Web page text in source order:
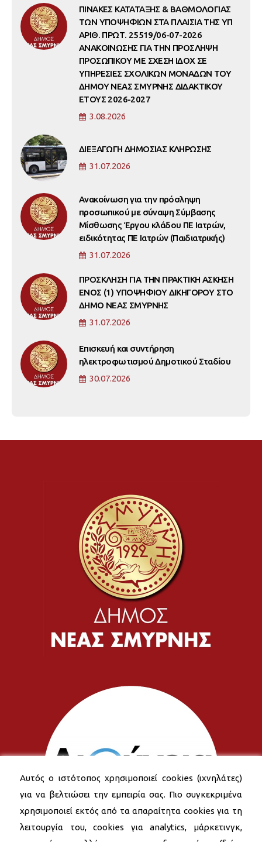
ΠΙΝΑΚΕΣ ΚΑΤΑΤΑΞΗΣ & ΒΑΘΜΟΛΟΓΙΑΣ
ΤΩΝ ΥΠΟΨΗΦΙΩΝ ΣΤΑ ΠΛΑΙΣΙΑ ΤΗΣ ΥΠ
ΑΡΙΘ. ΠΡΩΤ. 25519/06-07-2026
ΑΝΑΚΟΙΝΩΣΗΣ ΓΙΑ ΤΗΝ ΠΡΟΣΛΗΨΗ
ΠΡΟΣΩΠΙΚΟΥ ΜΕ ΣΧΕΣΗ ΙΔΟΧ ΣΕ
ΥΠΗΡΕΣΙΕΣ ΣΧΟΛΙΚΩΝ ΜΟΝΑΔΩΝ ΤΟΥ
ΔΗΜΟΥ ΝΕΑΣ ΣΜΥΡΝΗΣ ΔΙΔΑΚΤΙΚΟΥ
ΕΤΟΥΣ 2026-2027
3.08.2026
ΔΙΕΞΑΓΩΓΗ ΔΗΜΟΣΙΑΣ ΚΛΗΡΩΣΗΣ
31.07.2026
Ανακοίνωση για την πρόσληψη
προσωπικού με σύναψη Σύμβασης
Μίσθωσης Έργου κλάδου ΠΕ Ιατρών,
ειδικότητας ΠΕ Ιατρών (Παιδιατρικής)
31.07.2026
ΠΡΟΣΚΛΗΣΗ ΓΙΑ ΤΗΝ ΠΡΑΚΤΙΚΗ ΑΣΚΗΣΗ
ΕΝΟΣ (1) ΥΠΟΨΗΦΙΟΥ ΔΙΚΗΓΟΡΟΥ ΣΤΟ
ΔΗΜΟ ΝΕΑΣ ΣΜΥΡΝΗΣ
31.07.2026
Επισκευή και συντήρηση
ηλεκτροφωτισμού Δημοτικού Σταδίου
30.07.2026
Αυτός ο ιστότοπος χρησιμοποιεί cookies (ιχνηλάτες)
για να βελτιώσει την εμπειρία σας. Πιο συγκεκριμένα
χρησιμοποιεί εκτός από τα απαραίτητα cookies για τη
λειτουργία του, cookies για analytics, μάρκετινγκ,